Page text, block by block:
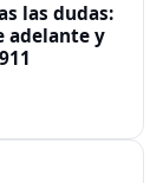
las dudas:
adelante y